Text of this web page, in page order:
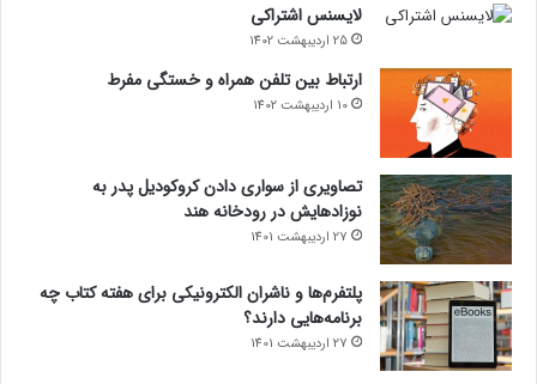
لایسنس اشتراکی
25 اردیبهشت 1402
ارتباط بین تلفن همراه و خستگی مفرط
10 اردیبهشت 1402
تصاویری از سواری دادن کروکودیل پدر به
نوزادهایش در رودخانه هند
27 اردیبهشت 1401
پلتفرم‌ها و ناشران الکترونیکی برای هفته کتاب چه
برنامه‌هایی دارند؟
27 اردیبهشت 1401